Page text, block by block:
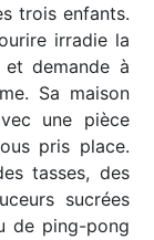
trois enfants.
irradie la
demande à
Sa maison
une pièce
pris place.
tasses, des
sucrées
de ping-pong